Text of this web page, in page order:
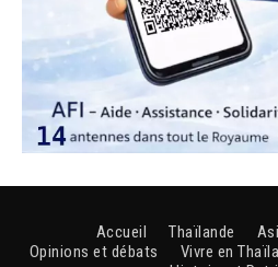
Accueil Thaïlande
Opinions et débats
Vivre en